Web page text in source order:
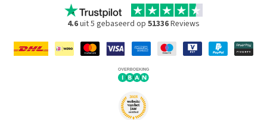
4.6uit 5 gebaseerd op 51336Reviews